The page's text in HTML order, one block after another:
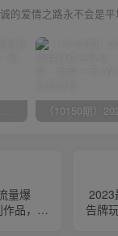
的爱情之路永不会是平
八斗项目资源网 全网正品VIP课程 无损下载~
量爆
品，单
2023
告牌